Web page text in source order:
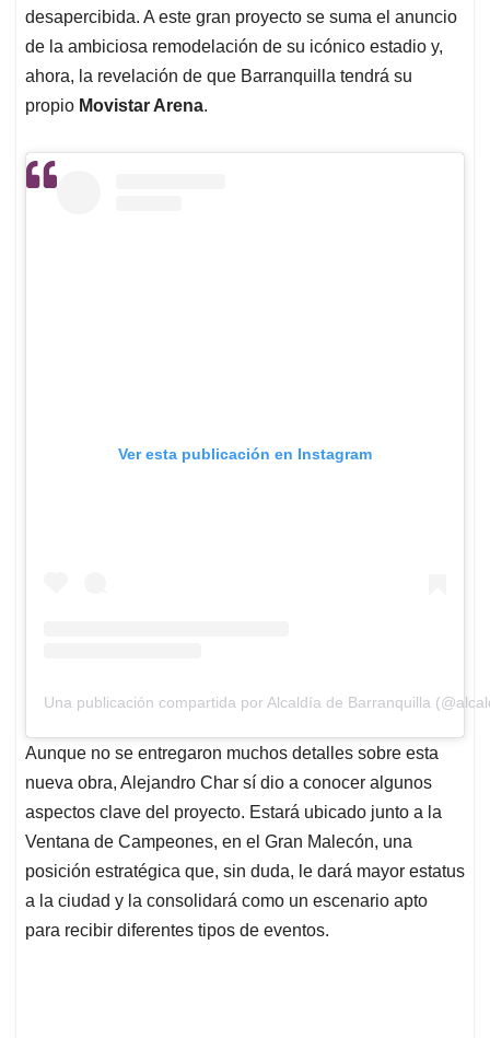
desapercibida. A este gran proyecto se suma el anuncio
de la ambiciosa remodelación de su icónico estadio y,
ahora, la revelación de que Barranquilla tendrá su
propio Movistar Arena.
Ver esta publicación en Instagram
Una publicación compartida por Alcaldía de Barranquilla
Aunque no se entregaron muchos detalles sobre esta
nueva obra, Alejandro Char sí dio a conocer algunos
aspectos clave del proyecto. Estará ubicado junto a la
Ventana de Campeones, en el Gran Malecón, una
posición estratégica que, sin duda, le dará mayor estatus
a la ciudad y la consolidará como un escenario apto
para recibir diferentes tipos de eventos.